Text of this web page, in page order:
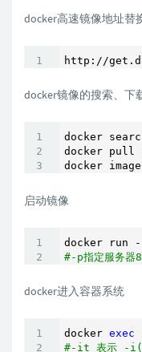
docker高速镜像地址替
http://
docker镜像的搜索、下
docker
docker pull
docker
启动镜像
#-p指定服务器
docker进入容器系统
docker exec
#-it 表示 -i(